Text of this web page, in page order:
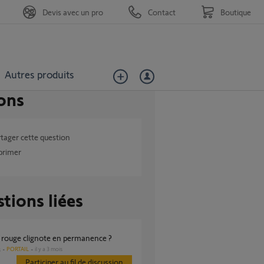
Autres produits
Devis avec un pro Contact Boutique
cette question
liées
rouge clignote en permanence ?
PORTAIL il y a 3 mois
Participer au fil de discussion